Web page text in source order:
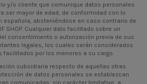
y/o cliente que comunique datos personales
ser mayor de edad, de conformidad con lo
española, absteniéndose en caso contrario de
SHOP. Cualquier dato facilitado sobre un
consentimiento o autorización previa de sus
legales, los cuales serán considerados
facilitados por los menores a su cargo.
subsidiaria respecto de aquellas otras
de datos personales se establezcan
comunicadas, sin carácter limitativo, a